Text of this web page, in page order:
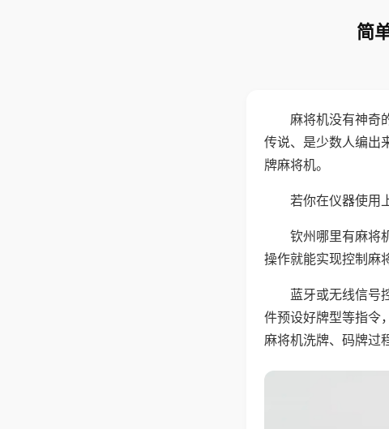
简
麻将机没有神奇
传说、是少数人编出
牌麻将机。
若你在仪器使用
钦州哪里有麻将
操作就能实现控制麻
蓝牙或无线信号
件预设好牌型等指令
麻将机洗牌、码牌过